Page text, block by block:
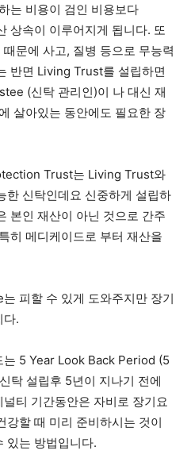
는 비용이 검인 비용보다
상속이 이루어지게 됩니다. 또
문에 사고, 질병 등으로 무능력
반면 Living Trust를 설립하면
(신탁 관리인)이 나 대신 재
살아있는 동안에도 필요한 장
Trust는 Living Trust와
한 신탁인데요 신중하게 설립하
본인 재산이 아닌 것으로 간주
히 메디케이드로 부터 재산을
피할 수 있게 도와주지만 장기
다.
는 5 Year Look Back Period (5
탁 설립후 5년이 지나기 전에
티 기간동안은 자비로 장기요
강할 때 미리 준비하시는 것이
있는 방법입니다.